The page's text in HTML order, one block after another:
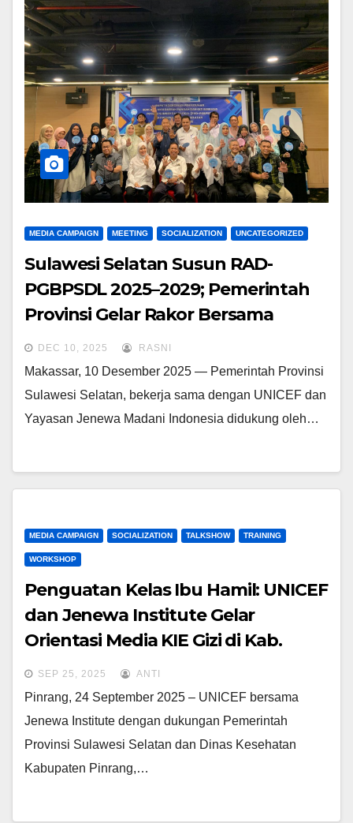
MEDIA CAMPAIGN MEETING SOCIALIZATION UNCATEGORIZED
Sulawesi Selatan Susun RAD-
PGBPSDL 2025–2029; Pemerintah
Provinsi Gelar Rakor Bersama
UNICEF dan Jenewa Madani
Indonesia
DEC 10, 2025 RASNI
Makassar, 10 Desember 2025 — Pemerintah Provinsi
Sulawesi Selatan, bekerja sama dengan UNICEF dan
Yayasan Jenewa Madani Indonesia didukung oleh…
MEDIA CAMPAIGN SOCIALIZATION TALKSHOW TRAINING
WORKSHOP
Penguatan Kelas Ibu Hamil: UNICEF
dan Jenewa Institute Gelar
Orientasi Media KIE Gizi di Kab.
Pinrang.
SEP 25, 2025 ANTI
Pinrang, 24 September 2025 – UNICEF bersama
Jenewa Institute dengan dukungan Pemerintah
Provinsi Sulawesi Selatan dan Dinas Kesehatan
Kabupaten Pinrang,…